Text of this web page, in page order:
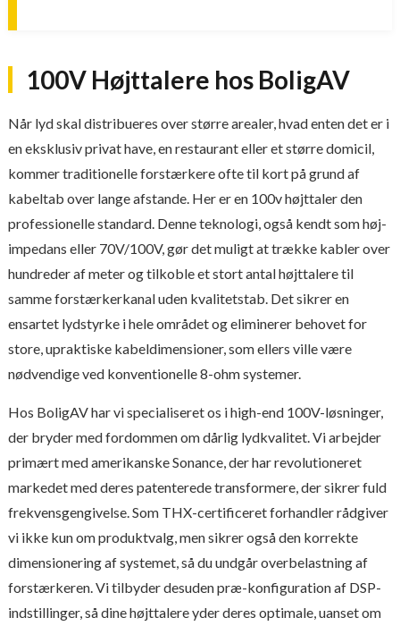
100V Højttalere hos BoligAV
Når lyd skal distribueres over større arealer, hvad enten det er i
en eksklusiv privat have, en restaurant eller et større domicil,
kommer traditionelle forstærkere ofte til kort på grund af
kabeltab over lange afstande. Her er en 100v højttaler den
professionelle standard. Denne teknologi, også kendt som høj-
impedans eller 70V/100V, gør det muligt at trække kabler over
hundreder af meter og tilkoble et stort antal højttalere til
samme forstærkerkanal uden kvalitetstab. Det sikrer en
ensartet lydstyrke i hele området og eliminerer behovet for
store, upraktiske kabeldimensioner, som ellers ville være
nødvendige ved konventionelle 8-ohm systemer.
Hos BoligAV har vi specialiseret os i high-end 100V-løsninger,
der bryder med fordommen om dårlig lydkvalitet. Vi arbejder
primært med amerikanske Sonance, der har revolutioneret
markedet med deres patenterede transformere, der sikrer fuld
frekvensgengivelse. Som THX-certificeret forhandler rådgiver
vi ikke kun om produktvalg, men sikrer også den korrekte
dimensionering af systemet, så du undgår overbelastning af
forstærkeren. Vi tilbyder desuden præ-konfiguration af DSP-
indstillinger, så dine højttalere yder deres optimale, uanset om